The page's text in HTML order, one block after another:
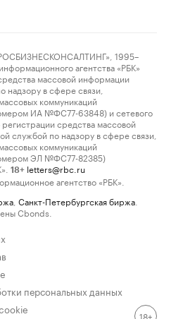
1995–
агентства «РБК»
массовой информации
надзору в сфере связи,
коммуникаций
ИА №ФС77-63848) и сетевого
средства массовой
службой по надзору в сфере связи,
коммуникаций
ЭЛ №ФС77-82385)
18+ letters@rbc.ru
агентство «РБК».
Санкт-Петербургская биржа
Cbonds.
персональных данных
18+